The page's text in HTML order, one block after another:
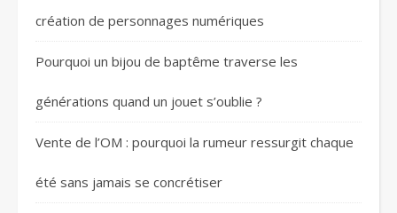
création de personnages numériques
Pourquoi un bijou de baptême traverse les
générations quand un jouet s’oublie ?
Vente de l’OM : pourquoi la rumeur ressurgit chaque
été sans jamais se concrétiser